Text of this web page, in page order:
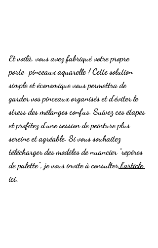
Et voilà, vous avez fabriqué votre propre
porte-pinceaux aquarelle ! Cette solution
simple et économique vous permettra de
garder vos pinceaux organisés et d'éviter le
stress des mélanges confus. Suivez ces étapes
et profitez d'une session de peinture plus
sereine et agréable. Si vous souhaitez
télécharger des modèles de nuancier "repères
de palette", je vous invite à consulter l'article
ici.